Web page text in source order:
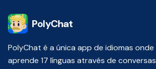
PolyChat
PolyChat é a única app de idiomas onde
aprende 17 línguas através de conversas